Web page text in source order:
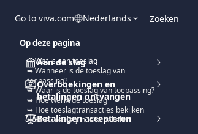
Go to viva.com Nederlands Zoeken
Aan de slag
Overboekingen en
betalingen ontvangen
Betalingen accepteren
Op deze pagina
➥ Wat is een toeslag
➥ Wanneer is de toeslag van
toepassing?
➥ Waar is de toeslag van toepassing?
➥ Hoe werkt de toeslag
➥ Hoe toeslagtransacties bekijken
➥ Hoe Toeslag in te schakelen